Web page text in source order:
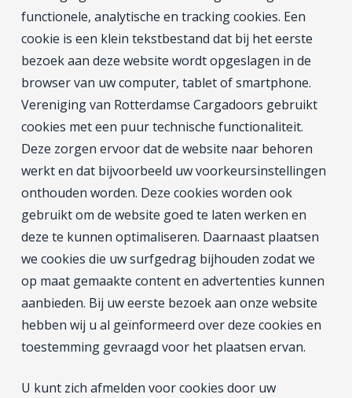
functionele, analytische en tracking cookies. Een
cookie is een klein tekstbestand dat bij het eerste
bezoek aan deze website wordt opgeslagen in de
browser van uw computer, tablet of smartphone.
Vereniging van Rotterdamse Cargadoors gebruikt
cookies met een puur technische functionaliteit.
Deze zorgen ervoor dat de website naar behoren
werkt en dat bijvoorbeeld uw voorkeursinstellingen
onthouden worden. Deze cookies worden ook
gebruikt om de website goed te laten werken en
deze te kunnen optimaliseren. Daarnaast plaatsen
we cookies die uw surfgedrag bijhouden zodat we
op maat gemaakte content en advertenties kunnen
aanbieden. Bij uw eerste bezoek aan onze website
hebben wij u al geïnformeerd over deze cookies en
toestemming gevraagd voor het plaatsen ervan.
U kunt zich afmelden voor cookies door uw